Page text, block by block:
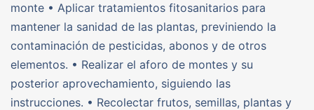
monte • Aplicar tratamientos fitosanitarios para
mantener la sanidad de las plantas, previniendo la
contaminación de pesticidas, abonos y de otros
elementos. • Realizar el aforo de montes y su
posterior aprovechamiento, siguiendo las
instrucciones. • Recolectar frutos, semillas, plantas y